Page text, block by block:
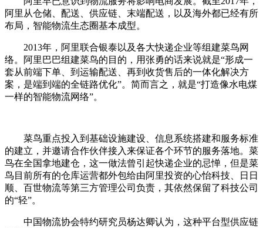
阿里从仓储、配送、供应链、末端配送，以及海外都已经有所
布局，智能物流生态圈基本成型。
2013年，阿里联合银泰以及各大快递企业等组建菜鸟网
络。阿里巴巴组建菜鸟的目的，用张勇的话来说就是“形成一
套从前端下单、到运输配送、再到收货售后的一体化解决方
案，是端到端的全链路优化”。简而言之，就是“打造像水电煤
一样的智能物流网络”。
菜鸟重点投入到基础设施建设、信息系统搭建和服务标准
的建立，并邀请合作伙伴接入来保证各个环节的服务落地。菜
鸟在全国拿地建仓，这一做法曾引起快递企业的忌惮，但是菜
鸟目前所有的仓库运营都外包给由阿里投资的心怡科技、日日
顺、百世物流等第三方管理公司负责，其依然保留了科技公司
的“轻”。
中国物流协会特约研究员杨达卿认为，这种平台型供应链